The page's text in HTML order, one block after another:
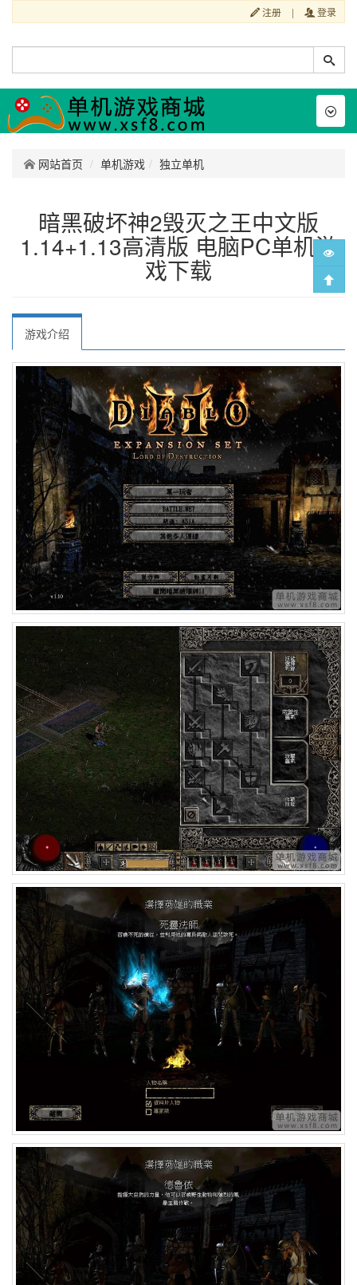
注册 | 登录
网站首页 单机游戏 独立单机
暗黑破坏神2毁灭之王中文版
1.14+1.13高清版 电脑PC单机游
戏下载
游戏介绍